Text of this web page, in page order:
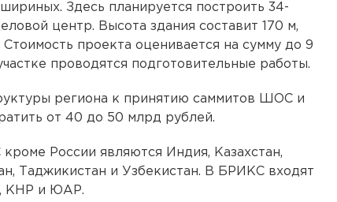
Здесь планируется построить 34-
центр. Высота здания составит 170 м,
проекта оценивается на сумму до 9
проводятся подготовительные работы.
региона к принятию саммитов ШОС и
от 40 до 50 млрд рублей.
России являются Индия, Казахстан,
Таджикистан и Узбекистан. В БРИКС входят
КНР и ЮАР.